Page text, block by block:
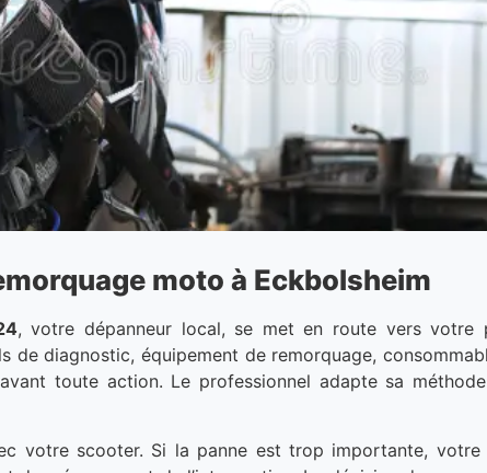
moto à Eckbolsheim
, votre dépanneur local, se met en route vers votre
diagnostic, équipement de remorquage,
toute action. Le professionnel adapte sa
votre scooter. Si la panne est trop importante,